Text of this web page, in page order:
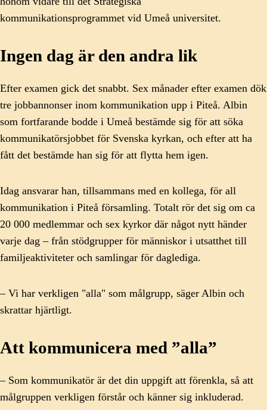
kommunikationsprogrammet vid Umeå universitet.
Ingen dag är den andra lik
Efter examen gick det snabbt. Sex månader efter examen dök
tre jobbannonser inom kommunikation upp i Piteå. Albin
som fortfarande bodde i Umeå bestämde sig för att söka
kommunikatörsjobbet för Svenska kyrkan, och efter att ha
fått det bestämde han sig för att flytta hem igen.
Idag ansvarar han, tillsammans med en kollega, för all
kommunikation i Piteå församling. Totalt rör det sig om ca
20 000 medlemmar och sex kyrkor där något nytt händer
varje dag – från stödgrupper för människor i utsatthet till
familjeaktiviteter och samlingar för daglediga.
– Vi har verkligen "alla" som målgrupp, säger Albin och
skrattar hjärtligt.
Att kommunicera med ”alla”
– Som kommunikatör är det din uppgift att förenkla, så att
målgruppen verkligen förstår och känner sig inkluderad.